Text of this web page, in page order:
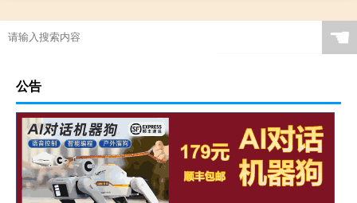
☚
公告